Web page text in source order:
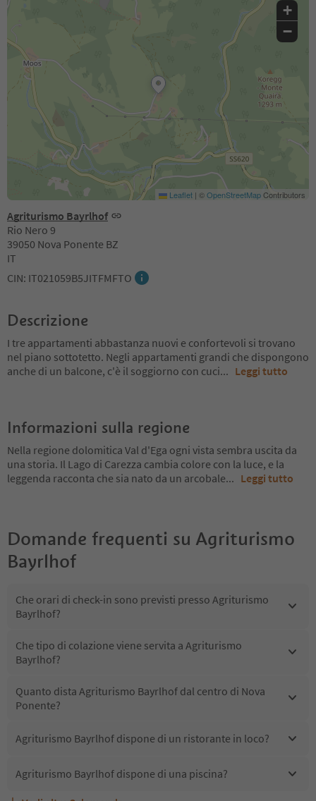
Agriturismo Bayrlhof
Rio Nero 9
39050 Nova Ponente BZ
IT
CIN: IT021059B5JITFMFTO
+
−
Leaflet | ©OpenStreetMapContributors
Descrizione
I tre appartamenti abbastanza nuovi e confortevoli si trovano
nel piano sottotetto. Negli appartamenti grandi che dispongono
anche di un balcone, c'è il soggiorno con cuci... Leggi tutto
Informazioni sulla regione
Nella regione dolomitica Val d'Ega ogni vista sembra uscita da
una storia. Il Lago di Carezza cambia colore con la luce, e la
leggenda racconta che sia nato da un arcobale... Leggi tutto
Domande frequenti su Agriturismo
Bayrlhof
Che orari di check-in sono previsti presso Agriturismo
Bayrlhof?
Che tipo di colazione viene servita a Agriturismo
Bayrlhof?
Quanto dista Agriturismo Bayrlhof dal centro di Nova
Ponente?
Agriturismo Bayrlhof dispone di un ristorante in loco?
Agriturismo Bayrlhof dispone di una piscina?